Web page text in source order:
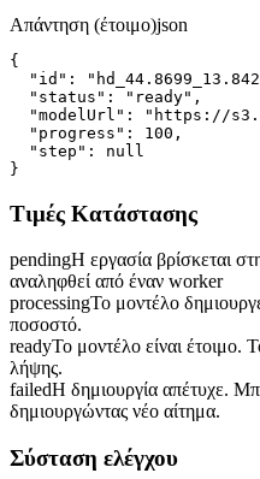
Απάντηση (έτοιμο)json
{
"id":
  "status": "ready",
"modelUrl": "https://
  "progress": 100,
  "step": null
}
Τιμές Κατάστασης
pendingΗ εργασία βρίσκεται
αναληφθεί από έναν worker
processingΤο μοντέλο
ποσοστό.
readyΤο μοντέλο είναι έτοιμο.
λήψης.
failedΗ δημιουργία απέτυχε.
δημιουργώντας νέο αίτημα.
Σύσταση ελέγχου